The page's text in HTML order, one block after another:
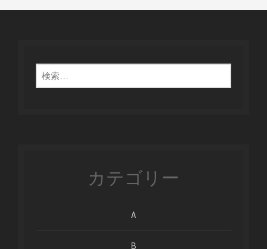
検
索:
カテゴリー
A
B